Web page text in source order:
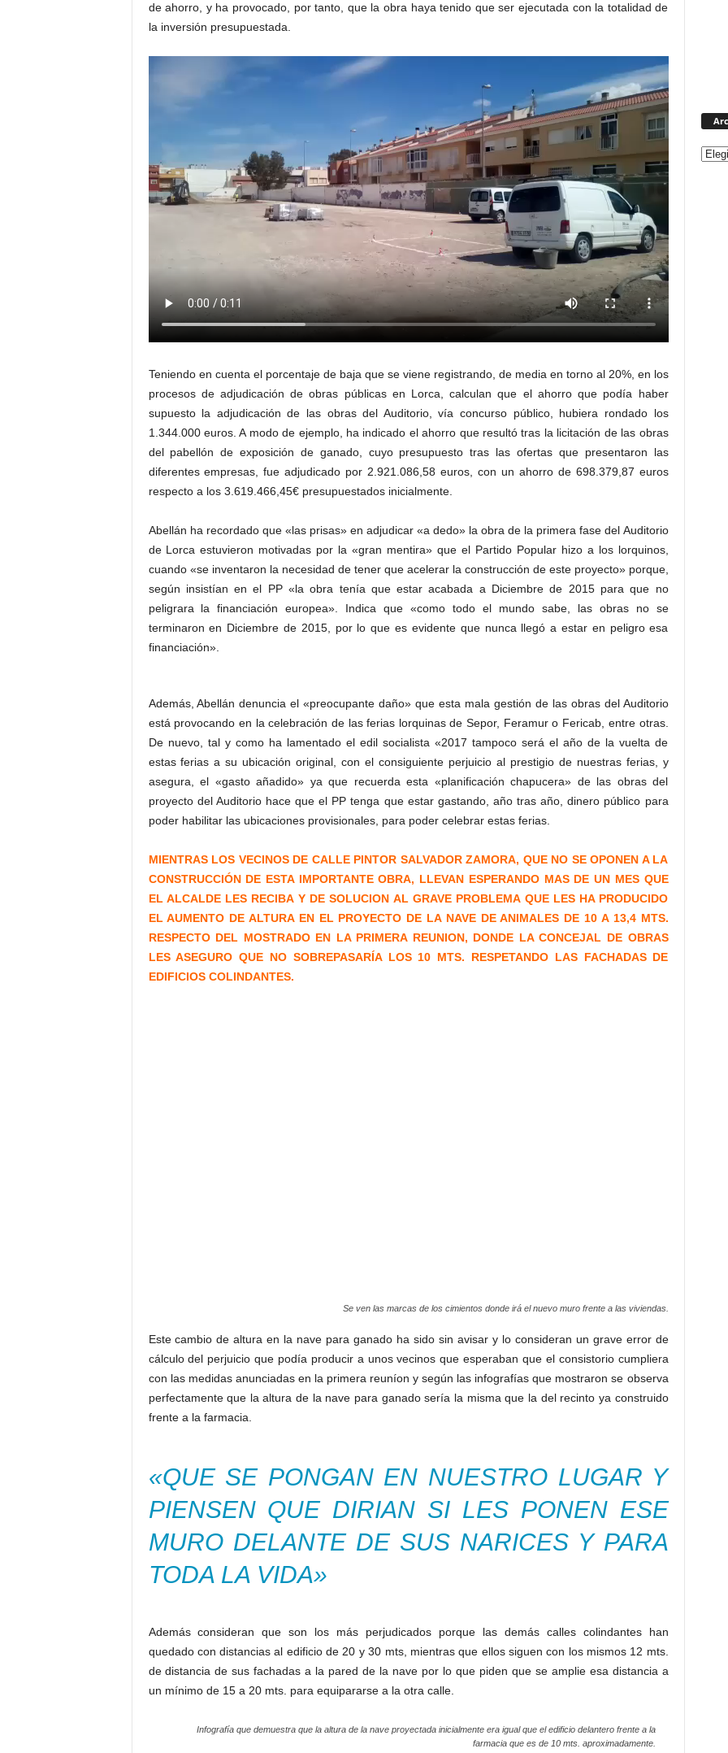
de ahorro, y ha provocado, por tanto, que la obra haya tenido que ser ejecutada con la totalidad de
la inversión presupuestada.
Teniendo en cuenta el porcentaje de baja que se viene registrando, de media en torno al 20%, en los
procesos de adjudicación de obras públicas en Lorca, calculan que el ahorro que podía haber
supuesto la adjudicación de las obras del Auditorio, vía concurso público, hubiera rondado los
1.344.000 euros. A modo de ejemplo, ha indicado el ahorro que resultó tras la licitación de las obras
del pabellón de exposición de ganado, cuyo presupuesto tras las ofertas que presentaron las
diferentes empresas, fue adjudicado por 2.921.086,58 euros, con un ahorro de 698.379,87 euros
respecto a los 3.619.466,45€ presupuestados inicialmente.
Abellán ha recordado que «las prisas» en adjudicar «a dedo» la obra de la primera fase del Auditorio
de Lorca estuvieron motivadas por la «gran mentira» que el Partido Popular hizo a los lorquinos,
cuando «se inventaron la necesidad de tener que acelerar la construcción de este proyecto» porque,
según insistían en el PP «la obra tenía que estar acabada a Diciembre de 2015 para que no
peligrara la financiación europea». Indica que «como todo el mundo sabe, las obras no se
terminaron en Diciembre de 2015, por lo que es evidente que nunca llegó a estar en peligro esa
financiación».
Además, Abellán denuncia el «preocupante daño» que esta mala gestión de las obras del Auditorio
está provocando en la celebración de las ferias lorquinas de Sepor, Feramur o Fericab, entre otras.
De nuevo, tal y como ha lamentado el edil socialista «2017 tampoco será el año de la vuelta de
estas ferias a su ubicación original, con el consiguiente perjuicio al prestigio de nuestras ferias, y
asegura, el «gasto añadido» ya que recuerda esta «planificación chapucera» de las obras del
proyecto del Auditorio hace que el PP tenga que estar gastando, año tras año, dinero público para
poder habilitar las ubicaciones provisionales, para poder celebrar estas ferias.
MIENTRAS LOS VECINOS DE CALLE PINTOR SALVADOR ZAMORA, QUE NO SE OPONEN A LA
CONSTRUCCIÓN DE ESTA IMPORTANTE OBRA, LLEVAN ESPERANDO MAS DE UN MES QUE
EL ALCALDE LES RECIBA Y DE SOLUCION AL GRAVE PROBLEMA QUE LES HA PRODUCIDO
EL AUMENTO DE ALTURA EN EL PROYECTO DE LA NAVE DE ANIMALES DE 10 A 13,4 MTS.
RESPECTO DEL MOSTRADO EN LA PRIMERA REUNION, DONDE LA CONCEJAL DE OBRAS
LES ASEGURO QUE NO SOBREPASARÍA LOS 10 MTS. RESPETANDO LAS FACHADAS DE
EDIFICIOS COLINDANTES.
Además consideran que son los más perjudicados porque las demás calles colindantes han
quedado con distancias al edificio de 20 y 30 mts, mientras que ellos siguen con los mismos 12 mts.
de distancia de sus fachadas a la pared de la nave por lo que piden que se amplie esa distancia a
un mínimo de 15 a 20 mts. para equipararse a la otra calle.
Según los vecinos los responsables municipales de la obra han demostrado una gran falta de
EMPATIA y de COMUNICACIONhacia los vecinos perjudicados de la calle Pintor Salvador Zamora,
al ocultar estos detalles y esperar más de 8 meses para reunirse con ellos y buscar soluciones a sus
justas demandas.
junto al nuevo muro para reponer los árboles centenarios que fueron cortados cuando instalaron la
primera nave en 2005, más los que han eliminado ahora y que la vista de los vecinos sea verde y no
un alto muro que les ahogue durante toda su vida.
una nave de más de 4000 m2 ya sería más que suficiente para desarrollar las dos ferias que se